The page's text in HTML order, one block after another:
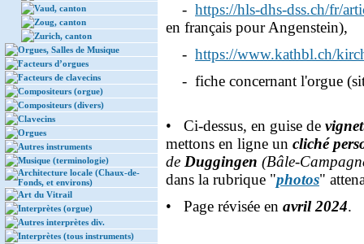
Vaud, canton
Zoug, canton
Zurich, canton
Orgues, Salles de Musique
Facteurs d’orgues
Facteurs de clavecins
Compositeurs (orgue)
Compositeurs (divers)
Clavecins
Orgues
Autres instruments
Musique (terminologie)
Architecture locale (Chaux-de-
Fonds, et environs)
Art du Vitrail
Interprètes (orgue)
Autres interprètes div.
Interprètes (tous instruments)
- https://hls-dhs-dss.ch/fr/
en français pour Angenstein),
- https://www.kathbl.ch/
- fiche concernant l'orgue
• Ci-dessus, en guise de
mettons en ligne un cliché
de Duggingen (Bâle-
dans la rubrique "photos"
• Page révisée en avril 2024.